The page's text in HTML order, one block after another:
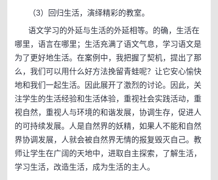
（3）回归生活，演绎精彩的教室。
语文学习的外延与生活的外延相等。的确，生活在
哪里，语言在哪里；生活充满了语文气息，学习语文是
为了更好地生活。在案例中，我把握了契机，提出了那
么，我们可以用什么好方法挽留青蛙呢？让它安心愉快
地和我们一起生活。因此展开了激烈的讨论。因此，关
注学生的生活经验和生活体验，重视社会实践活动，重
视自然，重视人与环境的和谐发展，协调生存，促进人
的可持续发展。人是自然界的妖精，如果人不能和自然
界协调发展，人就会被自然界无情的报复毁灭自己。教
师让学生在广阔的天地中，进取自主探索，了解生活，
学习生活，改造生活，成为生活的主人。